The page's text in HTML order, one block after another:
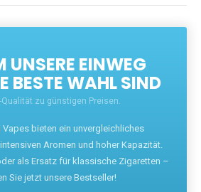
UNSERE EINWEG
BESTE WAHL SIND
Qualität zu günstigen Preisen.
Vapes bieten ein unvergleichliches
Aromen und hoher Kapazität.
als Ersatz für klassische Zigaretten –
Sie jetzt unsere Bestseller!